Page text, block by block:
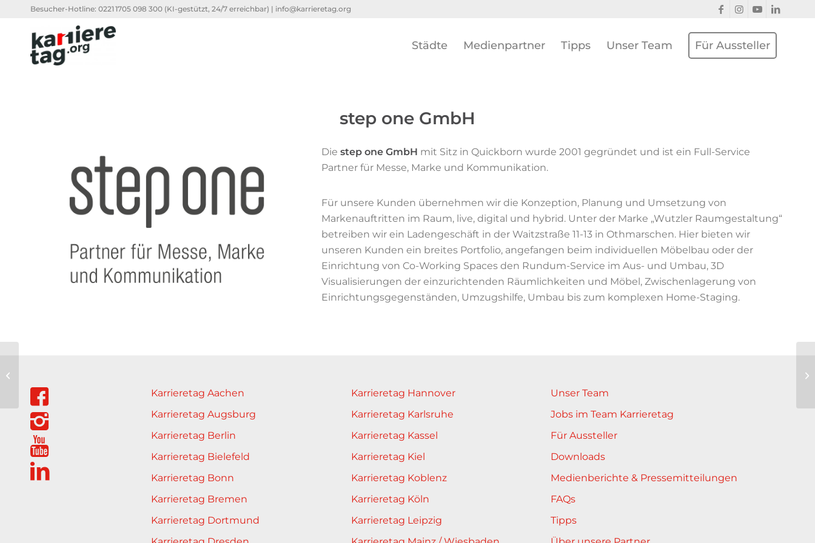
Besucher-Hotline: 0221 1705 098 300 (KI-gestützt, 24/7 erreichbar) | info@karrieretag.org
Städte Medienpartner Tipps Unser Team Für Aussteller
step one GmbH
Die step one GmbH mit Sitz in Quickborn wurde 2001 gegründet und ist ein Full-Service
Partner für Messe, Marke und Kommunikation.
Für unsere Kunden übernehmen wir die Konzeption, Planung und Umsetzung von
Markenauftritten im Raum, live, digital und hybrid. Unter der Marke „Wutzler Raumgestaltung“
betreiben wir ein Ladengeschäft in der Waitzstraße 11-13 in Othmarschen. Hier bieten wir
unseren Kunden ein breites Portfolio, angefangen beim individuellen Möbelbau oder der
Einrichtung von Co-Working Spaces den Rundum-Service im Aus- und Umbau, 3D
Visualisierungen der einzurichtenden Räumlichkeiten und Möbel, Zwischenlagerung von
Einrichtungsgegenständen, Umzugshilfe, Umbau bis zum komplexen Home-Staging.
Karrieretag Aachen
Karrieretag Augsburg
Karrieretag Berlin
Karrieretag Bielefeld
Karrieretag Bonn
Karrieretag Bremen
Karrieretag Dortmund
Karrieretag Hannover
Karrieretag Karlsruhe
Karrieretag Kassel
Karrieretag Kiel
Karrieretag Koblenz
Karrieretag Köln
Karrieretag Leipzig
Unser Team
Jobs im Team Karrieretag
Für Aussteller
Downloads
Medienberichte & Pressemitteilungen
FAQs
Tipps